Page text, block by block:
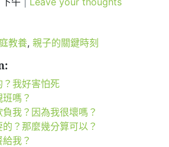
教養, 親子的關鍵時刻
我好害怕死
嗎？
我？因為我很壞嗎？
？那麼幾分算可以？
我？